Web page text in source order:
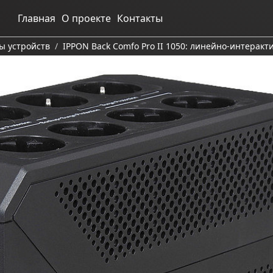
Главная О проекте Контакты
устройств IPPON Back Comfo Pro II 1050: линейно-